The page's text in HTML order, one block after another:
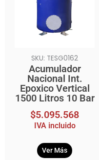
SKU: TESG0162
Acumulador
Nacional Int.
Epoxico Vertical
1500 Litros 10 Bar
$5.095.568
IVA incluido
Ver Más